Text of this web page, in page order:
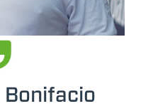
Bonifacio